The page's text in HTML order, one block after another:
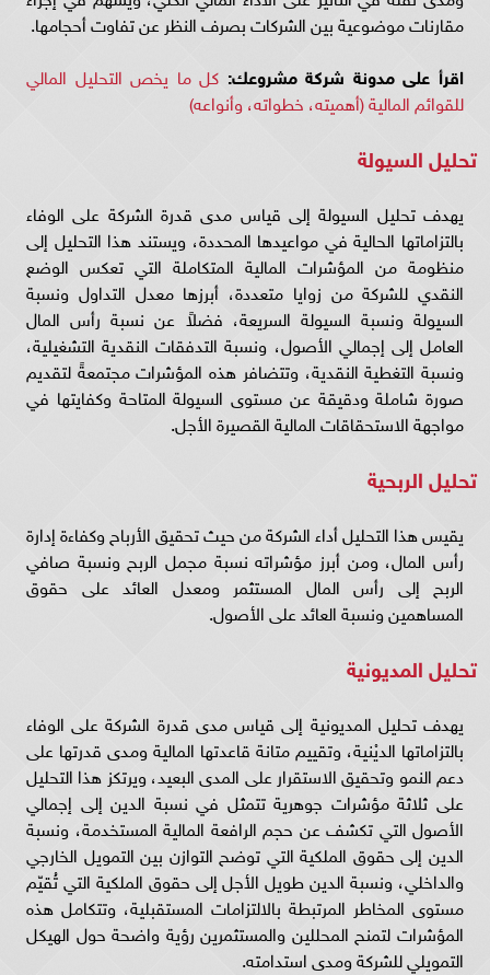
مقارنات موضوعية بين الشركات بصرف النظر عن تفاوت أحجامها.
اقرأ على مدونة شركة مشروعك: كل ما يخص التحليل المالي
للقوائم المالية (أهميته، خطواته، وأنواعه)
تحليل السيولة
يهدف تحليل السيولة إلى قياس مدى قدرة الشركة على الوفاء
بالتزاماتها الحالية في مواعيدها المحددة، ويستند هذا التحليل إلى
منظومة من المؤشرات المالية المتكاملة التي تعكس الوضع
النقدي للشركة من زوايا متعددة، أبرزها معدل التداول ونسبة
السيولة ونسبة السيولة السريعة، فضلاً عن نسبة رأس المال
العامل إلى إجمالي الأصول، ونسبة التدفقات النقدية التشغيلية،
ونسبة التغطية النقدية، وتتضافر هذه المؤشرات مجتمعةً لتقديم
صورة شاملة ودقيقة عن مستوى السيولة المتاحة وكفايتها في
مواجهة الاستحقاقات المالية القصيرة الأجل.
تحليل الربحية
يقيس هذا التحليل أداء الشركة من حيث تحقيق الأرباح وكفاءة إدارة
رأس المال، ومن أبرز مؤشراته نسبة مجمل الربح ونسبة صافي
الربح إلى رأس المال المستثمر ومعدل العائد على حقوق
المساهمين ونسبة العائد على الأصول.
تحليل المديونية
يهدف تحليل المديونية إلى قياس مدى قدرة الشركة على الوفاء
بالتزاماتها الديْنية، وتقييم متانة قاعدتها المالية ومدى قدرتها على
دعم النمو وتحقيق الاستقرار على المدى البعيد، ويرتكز هذا التحليل
على ثلاثة مؤشرات جوهرية تتمثل في نسبة الدين إلى إجمالي
الأصول التي تكشف عن حجم الرافعة المالية المستخدمة، ونسبة
الدين إلى حقوق الملكية التي توضح التوازن بين التمويل الخارجي
والداخلي، ونسبة الدين طويل الأجل إلى حقوق الملكية التي تُقيّم
مستوى المخاطر المرتبطة بالالتزامات المستقبلية، وتتكامل هذه
المؤشرات لتمنح المحللين والمستثمرين رؤية واضحة حول الهيكل
التمويلي للشركة ومدى استدامته.